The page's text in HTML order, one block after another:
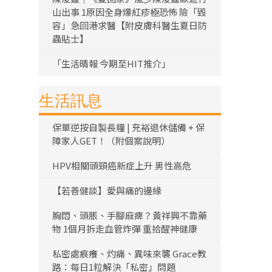
山出事 1原因全身爆紅疹極恐怖 險「毀
容」急回港求醫【附皮膚科醫生夏日防
蟲貼士】
「生活晴報 今期至HIT推介」
生活訊息
保單逆按自製長糧 | 充裕退休儲備 + 保
障家人GET！（附個案說明）
HPV相關頭頸癌新症上升 男性高危
【若善健談】愛與痛的邊緣
胸悶、頭脹、手腳麻痺？黃祥興不靠藥
物 1個月拆走血管炸彈 重拾醒神健康
私密處痕癢、灼痛、異味來襲 Grace教
路：每日1粒解決「私密」問題